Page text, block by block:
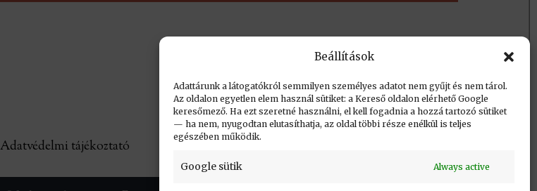
Beállítások
Adattárunk a látogatókról semmilyen személyes adatot nem gyűjt és nem tárol.
Az oldalon egyetlen elem használ sütiket: a Kereső oldalon elérhető Google
keresőmező. Ha ezt szeretné használni, el kell fogadnia a hozzá tartozó sütiket
— ha nem, nyugodtan elutasíthatja, az oldal többi része enélkül is teljes
egészében működik.
Google sütik Always active
Adatvédelmi tájékoztató